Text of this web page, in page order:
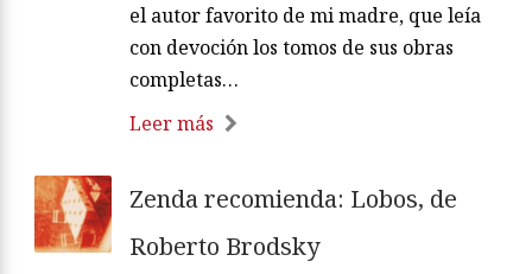
el autor favorito de mi madre, que leía
con devoción los tomos de sus obras
completas…
Leer más
Zenda recomienda: Lobos, de
Roberto Brodsky